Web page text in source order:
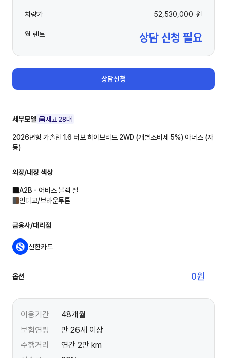
차량가 52,530,000 원
월 렌트 상담 신청 필요
상담신청
세부모델 재고 28대
2026년형 가솔린 1.6 터보 하이브리드 2WD (개별소비세 5%)아너스 (자
동)
외장/내장색상
A2B - 어비스 블랙 펄
인디고/브라운투톤
금융사/대리점
신한카드
옵션 0원
이용기간
48개월
보험연령
만 26세 이상
주행거리
연간 2만 km